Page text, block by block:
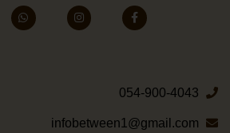
054-900-4043
infobetween1@gmail.com